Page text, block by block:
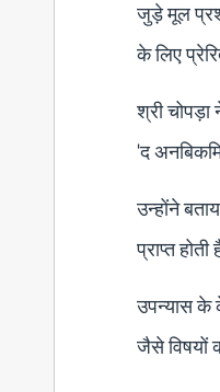
जुड़े मूल
के लिए
श्री चोपड़ा
'द
उन्होंने
प्राप्त होती
उपन्यास के
जैसे विषयों